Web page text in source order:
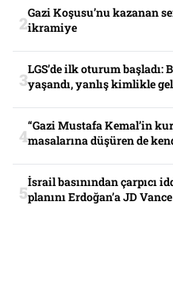
Gazi Koşusu’nu kazanan
ikramiye
LGS’de ilk oturum
yaşandı, yanlış kimlikle
“Gazi Mustafa Kemal’in
masalarına düşüren de
İsrail basınından çarpıcı
planını Erdoğan’a JD